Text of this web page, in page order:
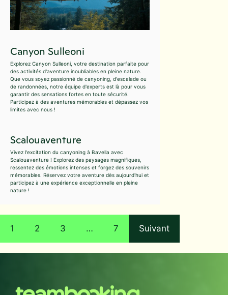
Canyon Sulleoni
Explorez Canyon Sulleoni, votre destination parfaite pour
des activités d'aventure inoubliables en pleine nature.
Que vous soyez passionné de canyoning, d'escalade ou
de randonnées, notre équipe d'experts est là pour vous
garantir des sensations fortes en toute sécurité.
Participez à des aventures mémorables et dépassez vos
limites avec nous !
Scalouaventure
Vivez l'excitation du canyoning à Bavella avec
Scalouaventure ! Explorez des paysages magnifiques,
ressentez des émotions intenses et forgez des souvenirs
mémorables. Réservez votre aventure dès aujourd'hui et
participez à une expérience exceptionnelle en pleine
nature !
1 2 3 … 7 Suivant